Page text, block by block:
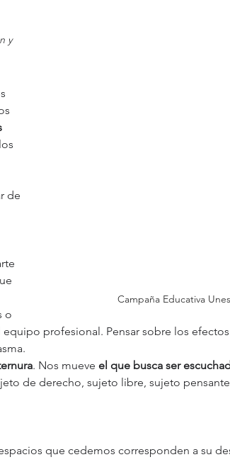
Campaña Educativa
y
de
o
profesional. Pensar sobre los
. Nos mueve el que busca ser
de derecho, sujeto libre, sujeto
que cedemos corresponden a su